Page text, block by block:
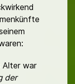
Alter war
der